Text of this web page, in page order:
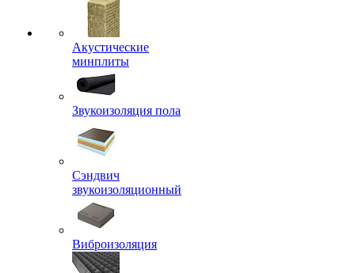
Акустические
минплиты
Звукоизоляция пола
Сэндвич
звукоизоляционный
Виброизоляция